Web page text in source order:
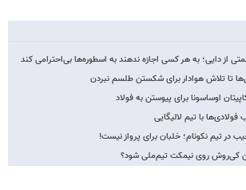
از دایی؛ به هر کسی اجازه ندهند به اسطوره‌ها بی‌احترامی کند
تا تلاش هوادار برای شکستن طلسم نبردن
اوساسونا برای پیوستن به فولاد
با تیم لالیگایی
در تیم نکونام؛ خلبان برای پرواز نیست!
کی‌روش روی نیمکت تیم‌ملی شود؟